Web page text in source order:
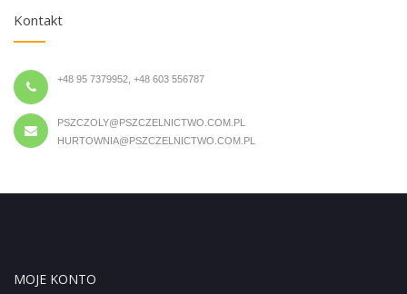
Kontakt
+48 95 7379952, +48 603 556787
PSZCZOLY@PSZCZELNICTWO.COM.PL
HURTOWNIA@PSZCZELNICTWO.COM.PL
MOJE KONTO